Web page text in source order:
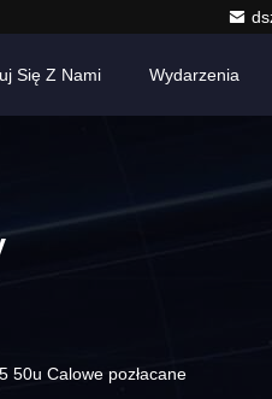
Się Z Nami Wydarzenia
50u Calowe pozłacane